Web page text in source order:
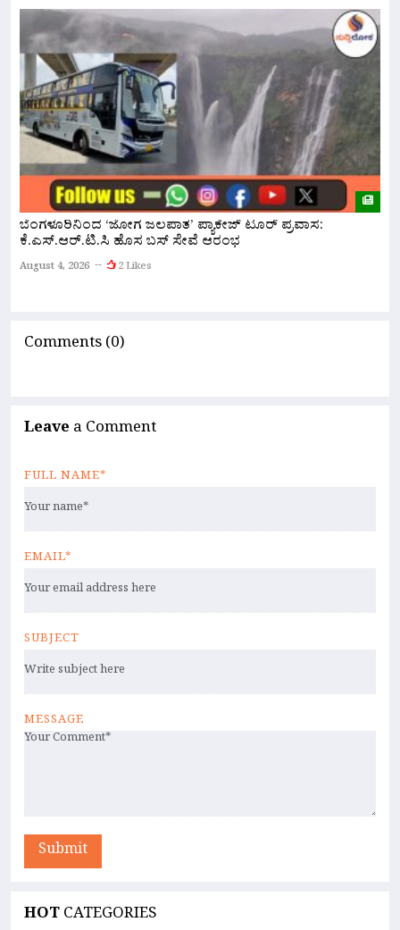
ಬೆಂಗಳೂರಿನಿಂದ ‘ಜೋಗ ಜಲಪಾತ’ ಪ್ಯಾಕೇಜ್ ಟೂರ್ ಪ್ರವಾಸ:
ಕೆ.ಎಸ್.ಆರ್.ಟಿ.ಸಿ ಹೊಸ ಬಸ್ ಸೇವೆ ಆರಂಭ
August 4, 2026 2 Likes
Comments (0)
Leave a Comment
FULL NAME*
EMAIL*
SUBJECT
MESSAGE
Submit
HOTCATEGORIES